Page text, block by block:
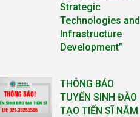
Strategic
Technologies and
Infrastructure
Development”
THÔNG BÁO
TUYỂN SINH ĐÀO
TẠO TIẾN SĨ NĂM